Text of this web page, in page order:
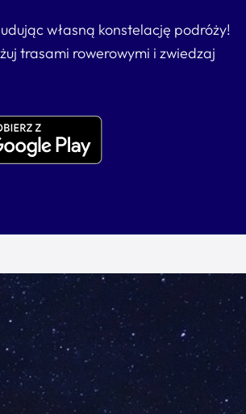
własną konstelację podróży!
trasami rowerowymi i zwiedzaj